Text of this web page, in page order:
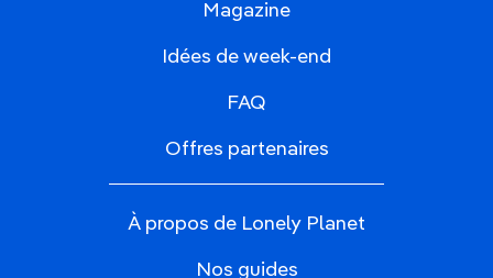
Magazine
Idées de week-end
FAQ
Offres partenaires
À propos de Lonely Planet
Nos guides